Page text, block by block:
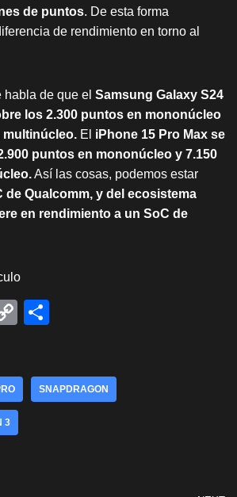
de puntos. De esta forma
de rendimiento en torno al
habla de que el Samsung Galaxy S24
los 2.300 puntos en mononúcleo
multinúcleo. El iPhone 15 Pro Max se
puntos en mononúcleo y 7.150
Así las cosas, podemos estar
de Qualcomm, y del ecosistema
en rendimiento a un SoC de
C
y
Li
n
e
SNAPDRAGON
3